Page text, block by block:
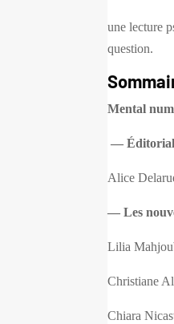
une lecture
question.
Mental
— Éditorial
Alice
— Les
Lilia
Christiane
Chiara